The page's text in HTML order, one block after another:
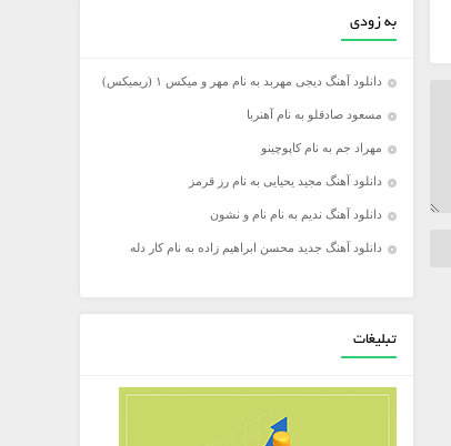
به زودی
دانلود آهنگ دیجی مهربد به نام مهر و میکس ۱ (ریمیکس)
مسعود صادقلو به نام آهنربا
مهراد جم به نام کاپوچینو
دانلود آهنگ مجید یحیایی به نام رز قرمز
دانلود آهنگ ندیم به نام نام و نشون
دانلود آهنگ جدید محسن ابراهیم زاده به نام کار دله
تبلیغات